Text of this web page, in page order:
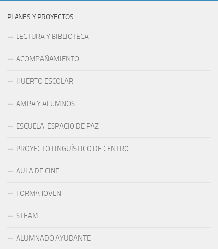
PLANES Y PROYECTOS
LECTURA Y BIBLIOTECA
ACOMPAÑAMIENTO
HUERTO ESCOLAR
AMPA Y ALUMNOS
ESCUELA: ESPACIO DE PAZ
PROYECTO LINGÜÍSTICO DE CENTRO
AULA DE CINE
FORMA JOVEN
STEAM
ALUMNADO AYUDANTE